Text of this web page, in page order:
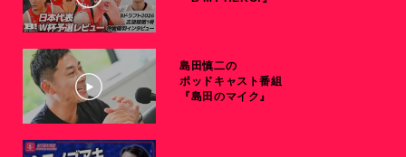
島田慎二の
ポッドキャスト番組
『島田のマイク』